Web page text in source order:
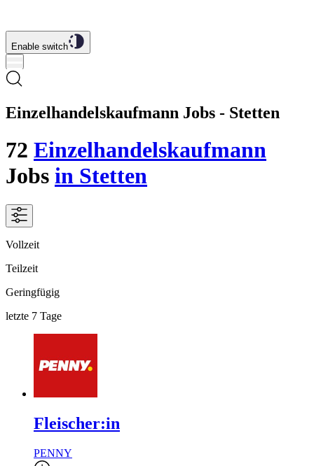
Enable switch
Einzelhandelskaufmann Jobs - Stetten
72 Einzelhandelskaufmann
Jobs in Stetten
Vollzeit
Teilzeit
Geringfügig
letzte 7 Tage
Fleischer:in
PENNY